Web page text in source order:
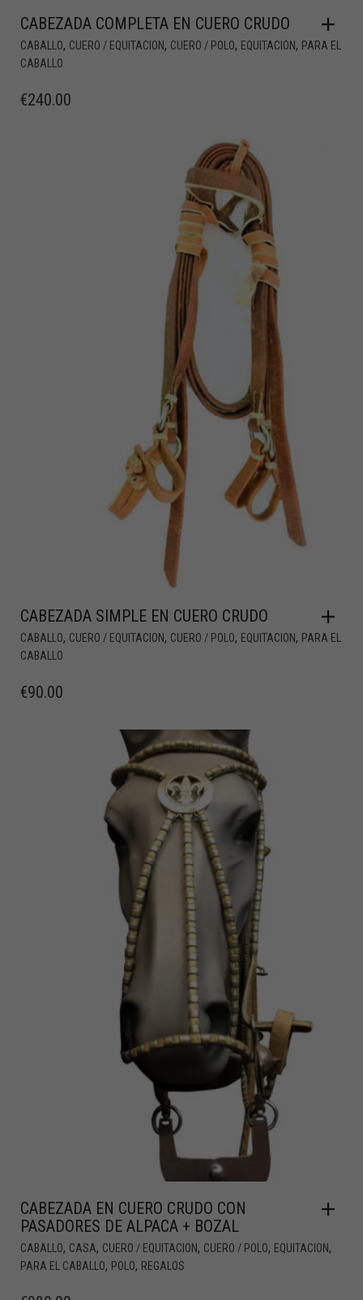
CABEZADA COMPLETA EN CUERO CRUDO
CABALLO, CUERO / EQUITACION, CUERO / POLO, EQUITACION, PARA EL
CABALLO
€240.00
CABEZADA SIMPLE EN CUERO CRUDO
CABALLO, CUERO / EQUITACION, CUERO / POLO, EQUITACION, PARA EL
CABALLO
€90.00
CABEZADA EN CUERO CRUDO CON
PASADORES DE ALPACA + BOZAL
CABALLO, CASA, CUERO / EQUITACION, CUERO / POLO, EQUITACION,
PARA EL CABALLO, POLO, REGALOS